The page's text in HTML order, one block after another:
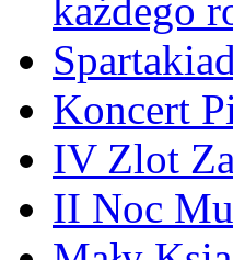
każdego
Koncert
IV Zlot
II Noc